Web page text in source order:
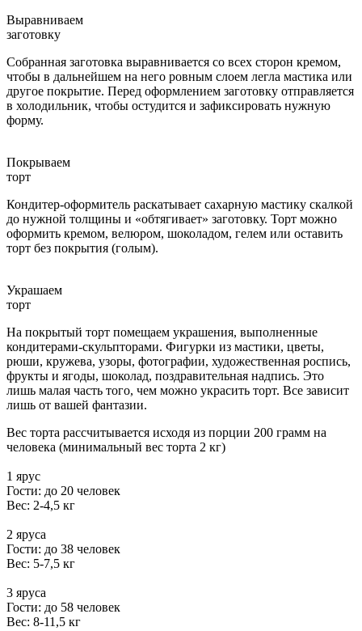
Выравниваем
заготовку
Собранная заготовка выравнивается со всех сторон кремом,
чтобы в дальнейшем на него ровным слоем легла мастика или
другое покрытие. Перед оформлением заготовку отправляется
в холодильник, чтобы остудится и зафиксировать нужную
форму.
Покрываем
торт
Кондитер-оформитель раскатывает сахарную мастику скалкой
до нужной толщины и «обтягивает» заготовку. Торт можно
оформить кремом, велюром, шоколадом, гелем или оставить
торт без покрытия (голым).
Украшаем
торт
На покрытый торт помещаем украшения, выполненные
кондитерами-скульпторами. Фигурки из мастики, цветы,
рюши, кружева, узоры, фотографии, художественная роспись,
фрукты и ягоды, шоколад, поздравительная надпись. Это
лишь малая часть того, чем можно украсить торт. Все зависит
лишь от вашей фантазии.
Вес торта рассчитывается исходя из порции 200 грамм на
человека (минимальный вес торта 2 кг)
1 ярус
Гости: до 20 человек
Вес: 2-4,5 кг
2 яруса
Гости: до 38 человек
Вес: 5-7,5 кг
3 яруса
Гости: до 58 человек
Вес: 8-11,5 кг